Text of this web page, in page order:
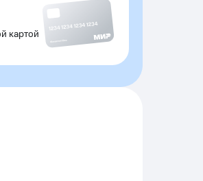
картой